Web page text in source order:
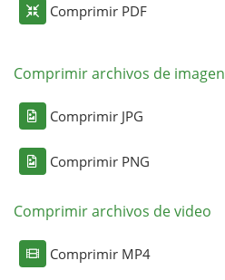
Comprimir PDF
Comprimir archivos de imagen
Comprimir JPG
Comprimir PNG
Comprimir archivos de video
Comprimir MP4